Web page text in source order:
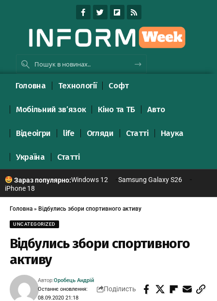
Головна Технології Софт
Мобільний зв’язок Кіно та ТБ Авто
Відеоігри life Огляди Статті Наука
Україна Статті
Зараз популярно:Windows 12
Samsung Galaxy S26
iPhone 18
Головна » Відбулись збори спортивного активу
UNCATEGORIZED
Відбулись збори спортивного
активу
Останнє оновлення:
08.09.2020 21:18
Автор:Оробець Андрій
Поділисть